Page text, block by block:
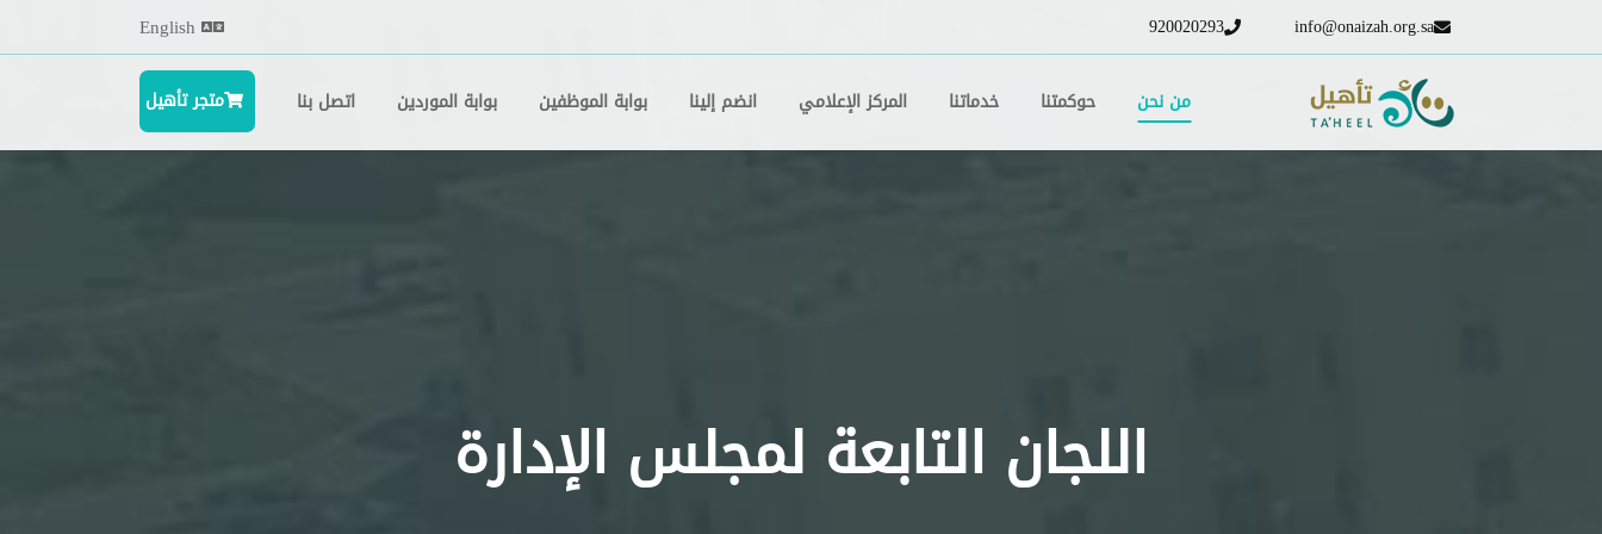
info@onaizah.org.sa
920020293
من نحن حوكمتنا خدماتنا المركز الإعلامي انضم إلينا بوابة الموظفين بوابة الموردين اتصل بنا متجر تأهيل
اللجان التابعة لمجلس الإدارة